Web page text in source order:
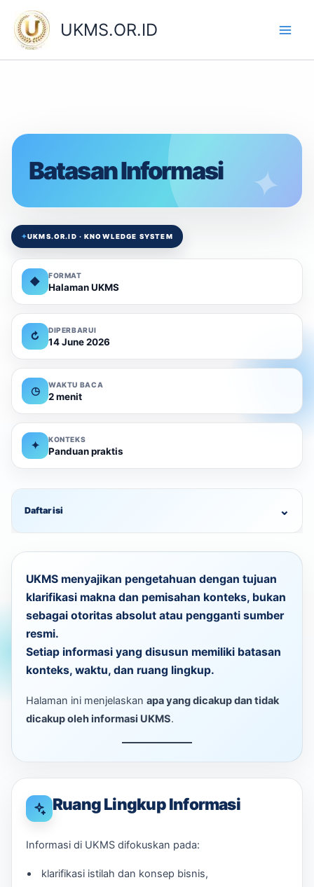
content
UKMS.OR.ID
Batasan Informasi
✦UKMS.OR.ID · KNOWLEDGE SYSTEM
◆
FORMAT
Halaman UKMS
↻
DIPERBARUI
14 June 2026
◷
WAKTU BACA
2 menit
✦
KONTEKS
Panduan praktis
Daftar isi ⌄
UKMS menyajikan pengetahuan dengan tujuan
klarifikasi makna dan pemisahan konteks, bukan
sebagai otoritas absolut atau pengganti sumber
resmi.
Setiap informasi yang disusun memiliki batasan
konteks, waktu, dan ruang lingkup.
Halaman ini menjelaskan apa yang dicakup dan tidak
dicakup oleh informasi UKMS.
Ruang Lingkup Informasi
Informasi di UKMS difokuskan pada:
klarifikasi istilah dan konsep bisnis,